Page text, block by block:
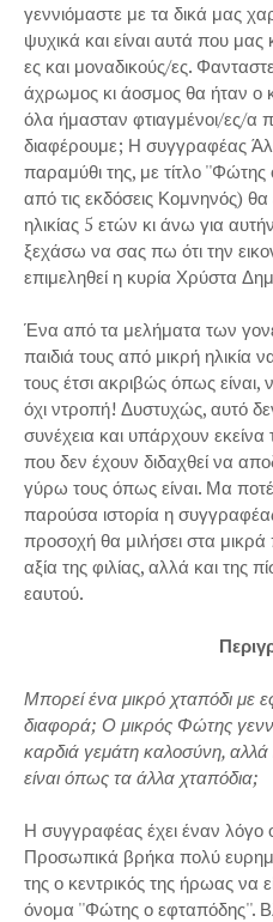
γεννιόμαστε με τα δικά μας
ψυχικά και είναι αυτά που
ες και μοναδικούς/ες.
άχρωμος κι άοσμος θα ήταν ο
όλα ήμασταν φτιαγμένοι/ες/α
διαφέρουμε; Η συγγραφέας
παραμύθι της, με τίτλο
από τις εκδόσεις Κομνηνός) θα
ηλικίας 5 ετών κι άνω για
ξεχάσω να σας πω ότι την
επιμεληθεί η κυρία Χρύστα
Ένα από τα μελήματα των
παιδιά τους από μικρή ηλικία
τους έτσι ακριβώς όπως
όχι ντροπή! Δυστυχώς, αυτό
συνέχεια και υπάρχουν εκείνα
που δεν έχουν διδαχθεί να
γύρω τους όπως είναι. Μα
παρούσα ιστορία η
προσοχή θα μιλήσει στα μικρά
αξία της φιλίας, αλλά και της
εαυτού.
Μπορεί ένα μικρό χταπόδι με
διαφορά; Ο μικρός Φώτης
καρδιά γεμάτη καλοσύνη, αλλά
είναι όπως τα άλλα χταπόδια;
Η συγγραφέας έχει έναν λόγο
Προσωπικά βρήκα πολύ
της ο κεντρικός της ήρωας να
όνομα ''Φώτης ο εφταπόδης''.